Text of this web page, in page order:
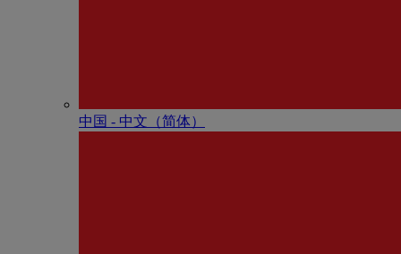
中国 - 中⽂（简体）